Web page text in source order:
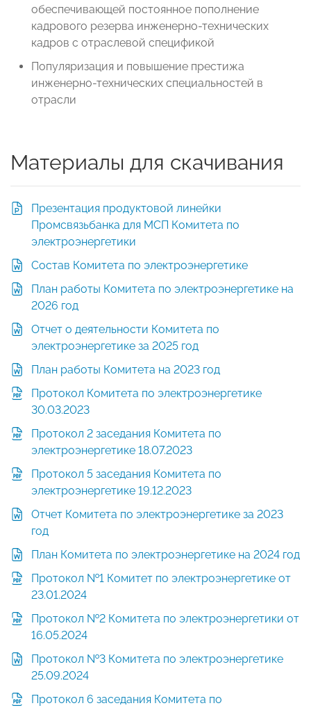
обеспечивающей постоянное пополнение
кадрового резерва инженерно-технических
кадров с отраслевой спецификой
Популяризация и повышение престижа
инженерно-технических специальностей в
отрасли
Материалы для скачивания
Презентация продуктовой линейки
Промсвязьбанка для МСП Комитета по
электроэнергетики
Состав Комитета по электроэнергетике
План работы Комитета по электроэнергетике на
2026 год
Отчет о деятельности Комитета по
электроэнергетике за 2025 год
План работы Комитета на 2023 год
Протокол Комитета по электроэнергетике
30.03.2023
Протокол 2 заседания Комитета по
электроэнергетике 18.07.2023
Протокол 5 заседания Комитета по
электроэнергетике 19.12.2023
Отчет Комитета по электроэнергетике за 2023
год
План Комитета по электроэнергетике на 2024 год
Протокол №1 Комитет по электроэнергетике от
23.01.2024
Протокол №2 Комитета по электроэнергетики от
16.05.2024
Протокол №3 Комитета по электроэнергетике
25.09.2024
Протокол 6 заседания Комитета по